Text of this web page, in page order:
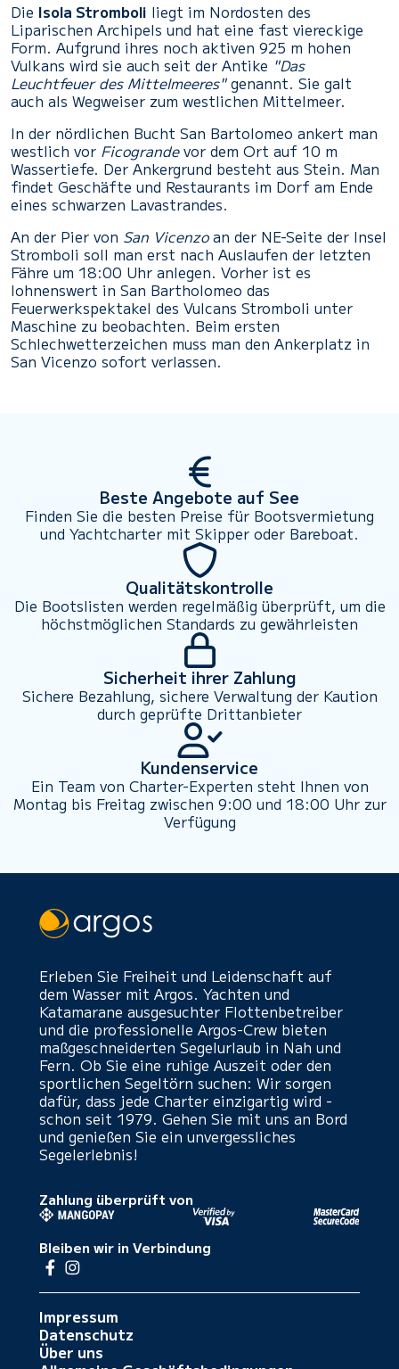
Die Isola Stromboli liegt im Nordosten des
Liparischen Archipels und hat eine fast viereckige
Form. Aufgrund ihres noch aktiven 925 m hohen
Vulkans wird sie auch seit der Antike "Das
Leuchtfeuer des Mittelmeeres"genannt. Sie galt
auch als Wegweiser zum westlichen Mittelmeer.
In der nördlichen Bucht San Bartolomeo ankert man
westlich vor Ficograndevor dem Ort auf 10 m
Wassertiefe. Der Ankergrund besteht aus Stein. Man
findet Geschäfte und Restaurants im Dorf am Ende
eines schwarzen Lavastrandes.
An der Pier von San Vicenzoan der NE-Seite der Insel
Stromboli soll man erst nach Auslaufen der letzten
Fähre um 18:00 Uhr anlegen. Vorher ist es
lohnenswert in San Bartholomeo das
Feuerwerkspektakel des Vulcans Stromboli unter
Maschine zu beobachten. Beim ersten
Schlechwetterzeichen muss man den Ankerplatz in
San Vicenzo sofort verlassen.
Beste Angebote auf See
Finden Sie die besten Preise für Bootsvermietung
und Yachtcharter mit Skipper oder Bareboat.
Qualitätskontrolle
Die Bootslisten werden regelmäßig überprüft, um die
höchstmöglichen Standards zu gewährleisten
Sicherheit ihrer Zahlung
Sichere Bezahlung, sichere Verwaltung der Kaution
durch geprüfte Drittanbieter
Kundenservice
Ein Team von Charter-Experten steht Ihnen von
Montag bis Freitag zwischen 9:00 und 18:00 Uhr zur
Verfügung
Erleben Sie Freiheit und Leidenschaft auf
dem Wasser mit Argos. Yachten und
Katamarane ausgesuchter Flottenbetreiber
und die professionelle Argos-Crew bieten
maßgeschneiderten Segelurlaub in Nah und
Fern. Ob Sie eine ruhige Auszeit oder den
sportlichen Segeltörn suchen: Wir sorgen
dafür, dass jede Charter einzigartig wird -
schon seit 1979. Gehen Sie mit uns an Bord
und genießen Sie ein unvergessliches
Segelerlebnis!
Zahlung überprüft von
Bleiben wir in Verbindung
Impressum
Datenschutz
Über uns